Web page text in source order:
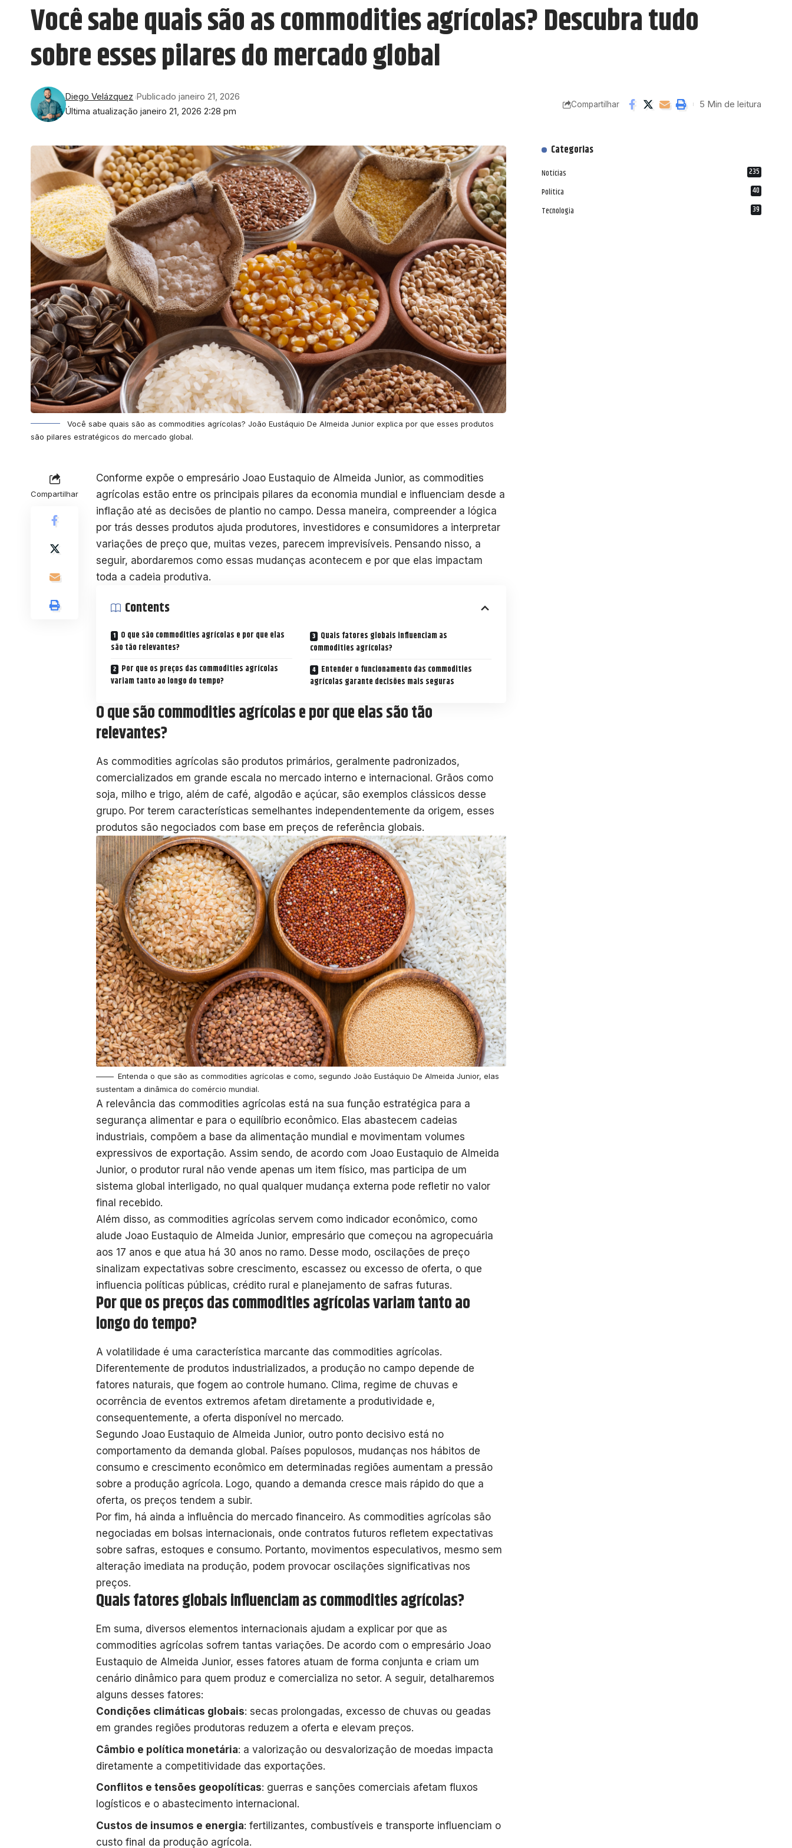
Você sabe quais são as commodities agrícolas? Descubra tudo
sobre esses pilares do mercado global
Última atualização janeiro 21, 2026 2:28 pm
Diego Velázquez Publicado janeiro 21, 2026
Compartilhar 5 Min de leitura
Você sabe quais são as commodities agrícolas? João Eustáquio De Almeida Junior explica por que esses produtos
são pilares estratégicos do mercado global.
Compartilhar
Conforme expõe o empresário Joao Eustaquio de Almeida Junior, as commodities
agrícolas estão entre os principais pilares da economia mundial e influenciam desde a
inflação até as decisões de plantio no campo. Dessa maneira, compreender a lógica
por trás desses produtos ajuda produtores, investidores e consumidores a interpretar
variações de preço que, muitas vezes, parecem imprevisíveis. Pensando nisso, a
seguir, abordaremos como essas mudanças acontecem e por que elas impactam
toda a cadeia produtiva.
Contents
O que são commodities agrícolas e por que elas
são tão relevantes?
Por que os preços das commodities agrícolas
variam tanto ao longo do tempo?
Quais fatores globais influenciam as
commodities agrícolas?
Entender o funcionamento das commodities
agrícolas garante decisões mais seguras
O que são commodities agrícolas e por que elas são tão
relevantes?
As commodities agrícolas são produtos primários, geralmente padronizados,
comercializados em grande escala no mercado interno e internacional. Grãos como
soja, milho e trigo, além de café, algodão e açúcar, são exemplos clássicos desse
grupo. Por terem características semelhantes independentemente da origem, esses
produtos são negociados com base em preços de referência globais.
Entenda o que são as commodities agrícolas e como, segundo João Eustáquio De Almeida Junior, elas
sustentam a dinâmica do comércio mundial.
A relevância das commodities agrícolas está na sua função estratégica para a
segurança alimentar e para o equilíbrio econômico. Elas abastecem cadeias
industriais, compõem a base da alimentação mundial e movimentam volumes
expressivos de exportação. Assim sendo, de acordo com Joao Eustaquio de Almeida
Junior, o produtor rural não vende apenas um item físico, mas participa de um
sistema global interligado, no qual qualquer mudança externa pode refletir no valor
final recebido.
Além disso, as commodities agrícolas servem como indicador econômico, como
alude Joao Eustaquio de Almeida Junior, empresário que começou na agropecuária
aos 17 anos e que atua há 30 anos no ramo. Desse modo, oscilações de preço
sinalizam expectativas sobre crescimento, escassez ou excesso de oferta, o que
influencia políticas públicas, crédito rural e planejamento de safras futuras.
Por que os preços das commodities agrícolas variam tanto ao
longo do tempo?
A volatilidade é uma característica marcante das commodities agrícolas.
Diferentemente de produtos industrializados, a produção no campo depende de
fatores naturais, que fogem ao controle humano. Clima, regime de chuvas e
ocorrência de eventos extremos afetam diretamente a produtividade e,
consequentemente, a oferta disponível no mercado.
Segundo Joao Eustaquio de Almeida Junior, outro ponto decisivo está no
comportamento da demanda global. Países populosos, mudanças nos hábitos de
consumo e crescimento econômico em determinadas regiões aumentam a pressão
sobre a produção agrícola. Logo, quando a demanda cresce mais rápido do que a
oferta, os preços tendem a subir.
Por fim, há ainda a influência do mercado financeiro. As commodities agrícolas são
negociadas em bolsas internacionais, onde contratos futuros refletem expectativas
sobre safras, estoques e consumo. Portanto, movimentos especulativos, mesmo sem
alteração imediata na produção, podem provocar oscilações significativas nos
preços.
Quais fatores globais influenciam as commodities agrícolas?
Em suma, diversos elementos internacionais ajudam a explicar por que as
commodities agrícolas sofrem tantas variações. De acordo com o empresário Joao
Eustaquio de Almeida Junior, esses fatores atuam de forma conjunta e criam um
cenário dinâmico para quem produz e comercializa no setor. A seguir, detalharemos
alguns desses fatores:
Condições climáticas globais: secas prolongadas, excesso de chuvas ou geadas
em grandes regiões produtoras reduzem a oferta e elevam preços.
Câmbio e política monetária: a valorização ou desvalorização de moedas impacta
diretamente a competitividade das exportações.
Conflitos e tensões geopolíticas: guerras e sanções comerciais afetam fluxos
logísticos e o abastecimento internacional.
Custos de insumos e energia: fertilizantes, combustíveis e transporte influenciam o
custo final da produção agrícola.
Categorias
Notícias 235
Política 40
Tecnologia 39